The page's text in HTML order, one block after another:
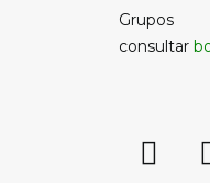
Grupos
consultar